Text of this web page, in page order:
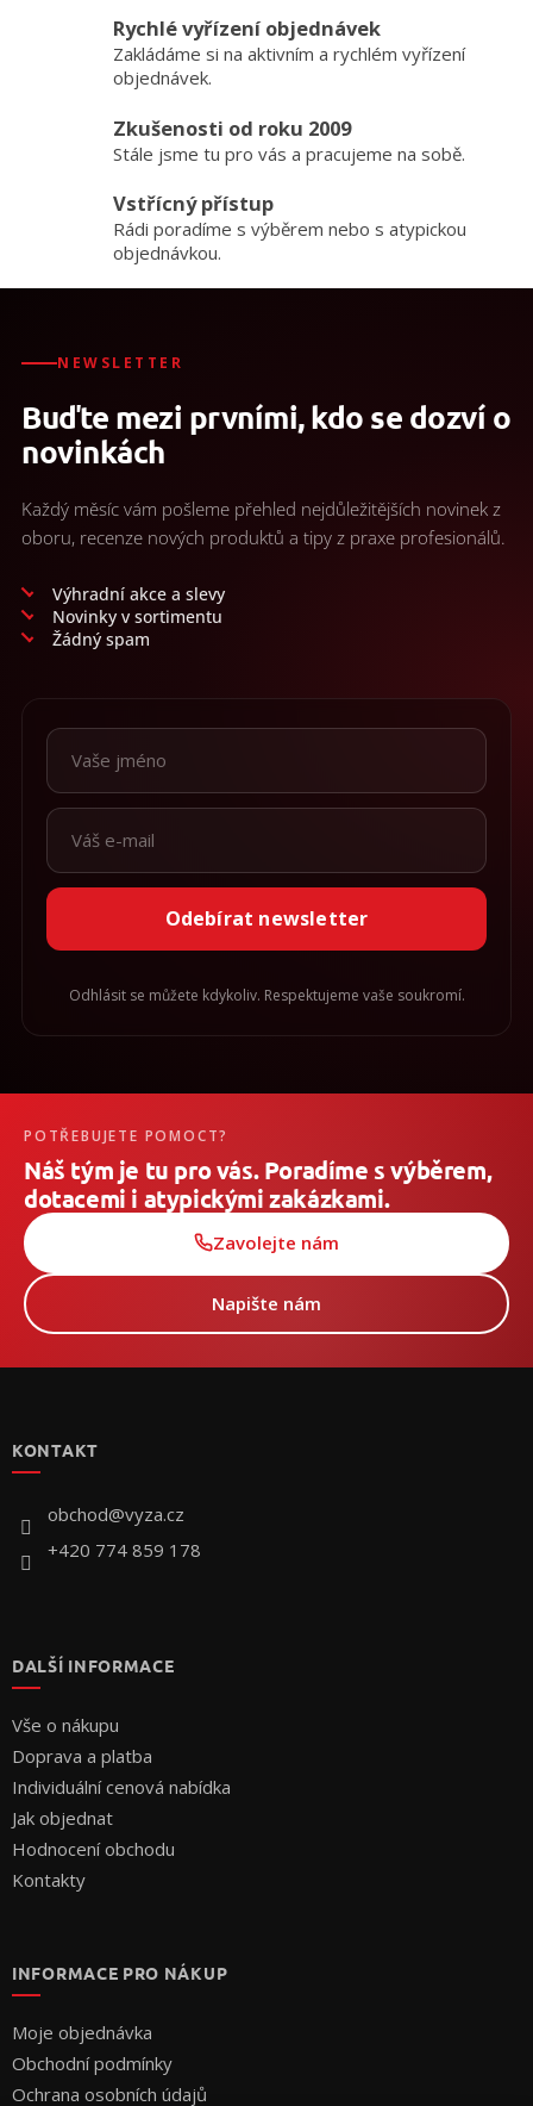
c
í
v
k
y
ý
p
Rychlé vyřízení objednávek
Zakládáme si na aktivním a rychlém vyřízení
objednávek.
Zkušenosti od roku 2009
Stále jsme tu pro vás a pracujeme na sobě.
Vstřícný přístup
Rádi poradíme s výběrem nebo s atypickou
objednávkou.
NEWSLETTER
Buďte mezi prvními, kdo se dozví o
novinkách
Každý měsíc vám pošleme přehled nejdůležitějších novinek z
oboru, recenze nových produktů a tipy z praxe profesionálů.
Výhradní akce a slevy
Novinky v sortimentu
Žádný spam
Odebírat newsletter
Odhlásit se můžete kdykoliv. Respektujeme vaše soukromí.
POTŘEBUJETE POMOCT?
Náš tým je tu pro vás. Poradíme s výběrem,
dotacemi i atypickými zakázkami.
Zavolejte nám
Napište nám
KONTAKT
obchod@vyza.cz
+420 774 859 178
DALŠÍ INFORMACE
Vše o nákupu
Doprava a platba
Individuální cenová nabídka
Jak objednat
Hodnocení obchodu
Kontakty
INFORMACE PRO NÁKUP
Moje objednávka
Obchodní podmínky
Ochrana osobních údajů